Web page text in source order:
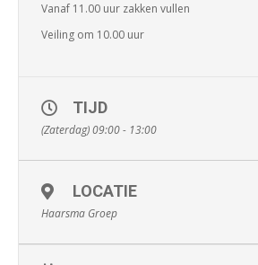
Vanaf 11.00 uur zakken vullen
Veiling om 10.00 uur
TIJD
(Zaterdag) 09:00 - 13:00
LOCATIE
Haarsma Groep